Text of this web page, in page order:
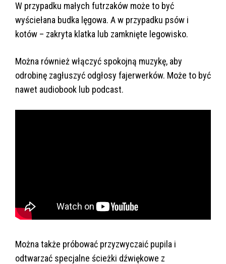
W przypadku małych futrzaków może to być
wyściełana budka lęgowa. A w przypadku psów i
kotów – zakryta klatka lub zamknięte legowisko.
Można również włączyć spokojną muzykę, aby
odrobinę zagłuszyć odgłosy fajerwerków. Może to być
nawet audiobook lub podcast.
Można także próbować przyzwyczaić pupila i
odtwarzać specjalne ścieżki dźwiękowe z